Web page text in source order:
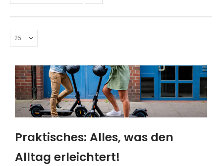
Praktisches: Alles, was den
Alltag erleichtert!